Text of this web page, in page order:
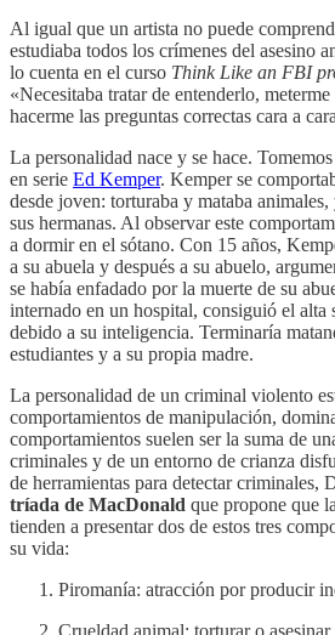
Al igual que un artista no puede
estudiaba todos los crímenes del asesino
lo cuenta en el curso Think Like an FBI
«Necesitaba tratar de entenderlo, meterme
hacerme las preguntas correctas cara a
La personalidad nace y se hace.
en serie Ed Kemper. Kemper se
desde joven: torturaba y mataba
sus hermanas. Al observar este
a dormir en el sótano. Con 15 años,
a su abuela y después a su abuelo,
se había enfadado por la muerte de su
internado en un hospital, consiguió el alta
debido a su inteligencia. Terminaría
estudiantes y a su propia madre.
La personalidad de un criminal violento
comportamientos de manipulación,
comportamientos suelen ser la suma de
criminales y de un entorno de crianza
de herramientas para detectar criminales,
tríada de MacDonald que propone que
tienden a presentar dos de estos tres
su vida:
Piromanía: atracción por producir